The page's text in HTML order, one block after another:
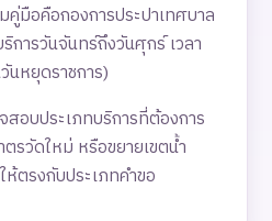
มือคือกองการประปาเทศบาล
ารวันจันทร์ถึงวันศุกร์ เวลา
นหยุดราชการ)
อบประเภทบริการที่ต้องการ
รวัดใหม่ หรือขยายเขตน้ำ
ห้ตรงกับประเภทคำขอ